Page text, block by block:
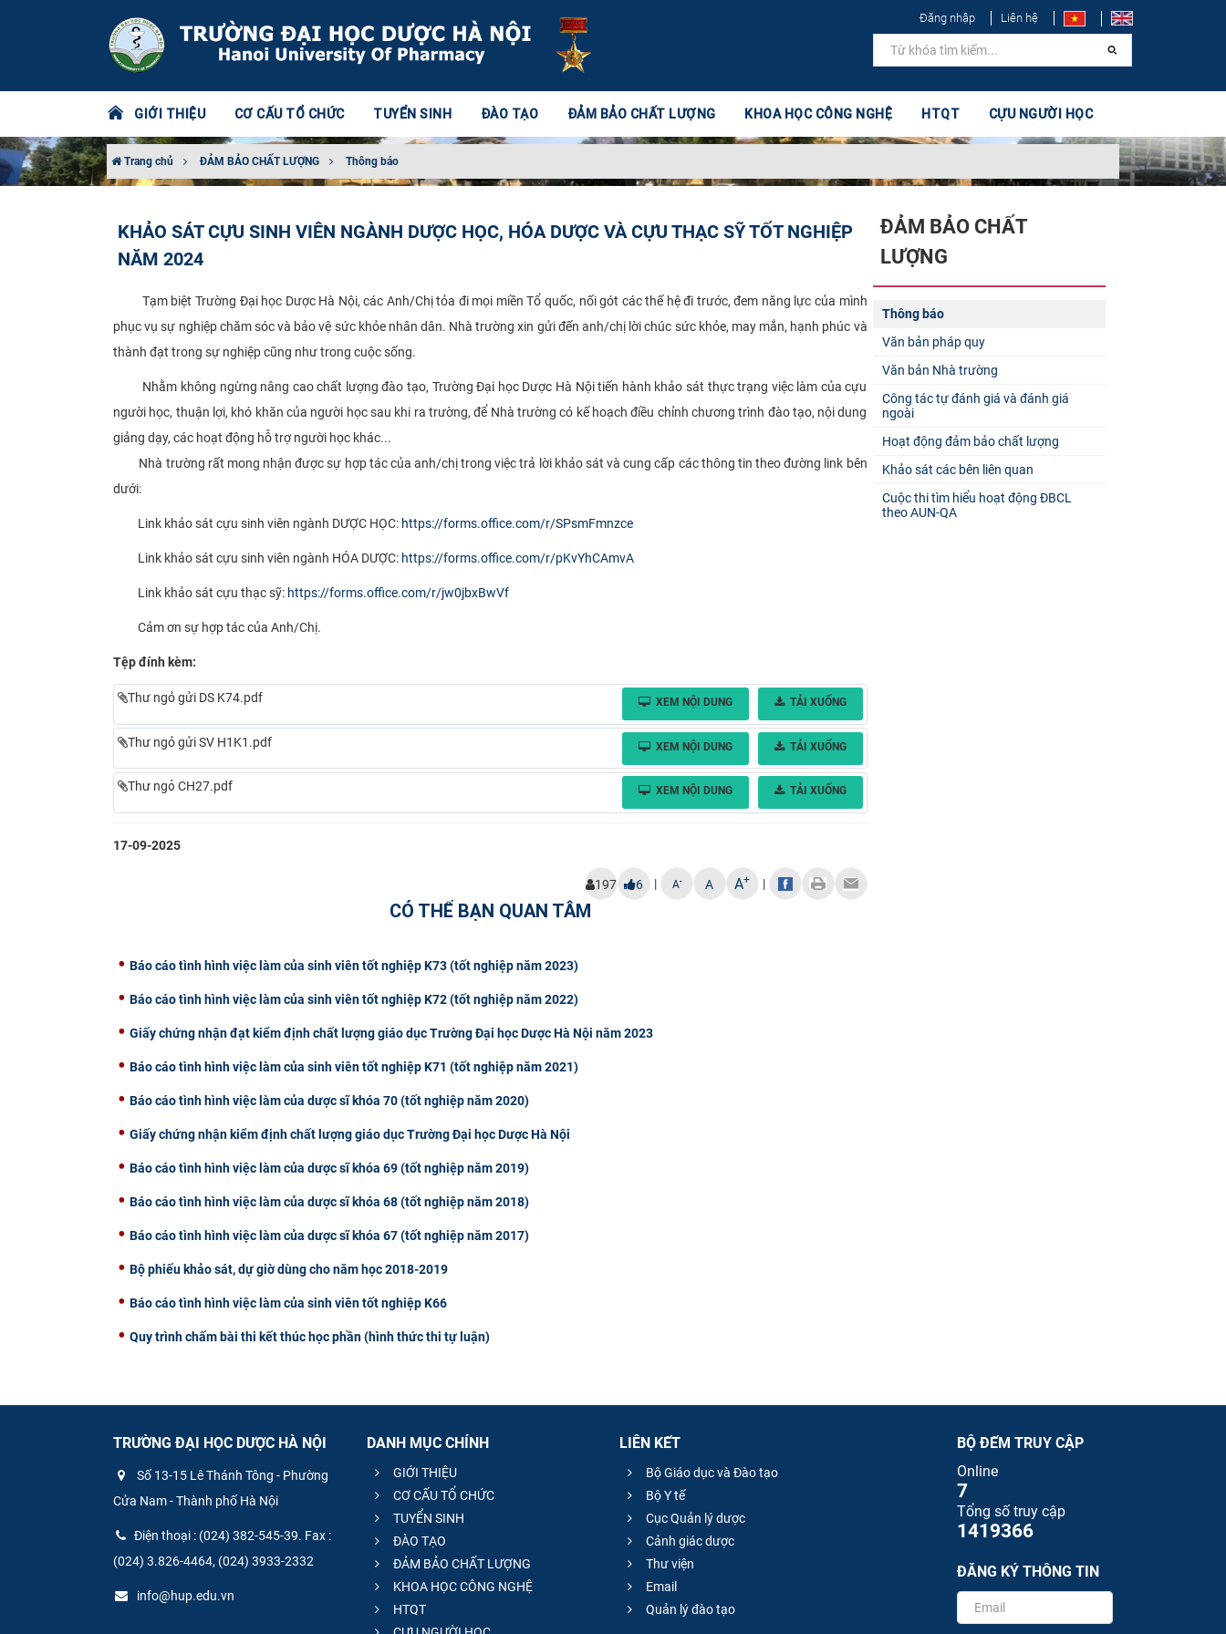
Đăng nhập Liên hệ
GIỚI THIỆU CƠ CẤU TỔ CHỨC TUYỂN SINH ĐÀO TẠO ĐẢM BẢO CHẤT LƯỢNG KHOA HỌC CÔNG NGHỆ HTQT CỰU NGƯỜI HỌC
Trang chủ ĐẢM BẢO CHẤT LƯỢNG Thông báo
KHẢO SÁT CỰU SINH VIÊN NGÀNH DƯỢC HỌC, HÓA DƯỢC VÀ CỰU THẠC SỸ TỐT NGHIỆP
NĂM 2024
Tạm biệt Trường Đại học Dược Hà Nội, các Anh/Chị tỏa đi mọi miền Tổ quốc, nối gót các thế hệ đi trước, đem năng lực của mình
phục vụ sự nghiệp chăm sóc và bảo vệ sức khỏe nhân dân. Nhà trường xin gửi đến anh/chị lời chúc sức khỏe, may mắn, hạnh phúc và
thành đạt trong sự nghiệp cũng như trong cuộc sống.
Nhằm không ngừng nâng cao chất lượng đào tạo, Trường Đại học Dược Hà Nội tiến hành khảo sát thực trạng việc làm của cựu
người học, thuận lợi, khó khăn của người học sau khi ra trường, để Nhà trường có kế hoạch điều chỉnh chương trình đào tạo, nội dung
giảng dạy, các hoạt động hỗ trợ người học khác...
Nhà trường rất mong nhận được sự hợp tác của anh/chị trong việc trả lời khảo sát và cung cấp các thông tin theo đường link bên
dưới:
Link khảo sát cựu sinh viên ngành DƯỢC HỌC: https://forms.office.com/r/SPsmFmnzce
Link khảo sát cựu sinh viên ngành HÓA DƯỢC: https://forms.office.com/r/pKvYhCAmvA
Link khảo sát cựu thạc sỹ: https://forms.office.com/r/jw0jbxBwVf
Cảm ơn sự hợp tác của Anh/Chị.
Tệp đính kèm:
Thư ngỏ gửi DS K74.pdf XEM NỘI DUNG TẢI XUỐNG
Thư ngỏ gửi SV H1K1.pdf XEM NỘI DUNG TẢI XUỐNG
Thư ngỏ CH27.pdf XEM NỘI DUNG TẢI XUỐNG
17-09-2025
197 6 | A- A A+ |
CÓ THỂ BẠN QUAN TÂM
Báo cáo tình hình việc làm của sinh viên tốt nghiệp K73 (tốt nghiệp năm 2023)
Báo cáo tình hình việc làm của sinh viên tốt nghiệp K72 (tốt nghiệp năm 2022)
Giấy chứng nhận đạt kiểm định chất lượng giáo dục Trường Đại học Dược Hà Nội năm 2023
Báo cáo tình hình việc làm của sinh viên tốt nghiệp K71 (tốt nghiệp năm 2021)
Báo cáo tình hình việc làm của dược sĩ khóa 70 (tốt nghiệp năm 2020)
Giấy chứng nhận kiểm định chất lượng giáo dục Trường Đại học Dược Hà Nội
Báo cáo tình hình việc làm của dược sĩ khóa 69 (tốt nghiệp năm 2019)
Báo cáo tình hình việc làm của dược sĩ khóa 68 (tốt nghiệp năm 2018)
Báo cáo tình hình việc làm của dược sĩ khóa 67 (tốt nghiệp năm 2017)
Bộ phiếu khảo sát, dự giờ dùng cho năm học 2018-2019
Báo cáo tình hình việc làm của sinh viên tốt nghiệp K66
Quy trình chấm bài thi kết thúc học phần (hình thức thi tự luận)
ĐẢM BẢO CHẤT
LƯỢNG
Thông báo
Văn bản pháp quy
Văn bản Nhà trường
Công tác tự đánh giá và đánh giá
ngoài
Hoạt động đảm bảo chất lượng
Khảo sát các bên liên quan
Cuộc thi tìm hiểu hoạt động ĐBCL
theo AUN-QA
TRƯỜNG ĐẠI HỌC DƯỢC HÀ NỘI
Số 13-15 Lê Thánh Tông - Phường
Cửa Nam - Thành phố Hà Nội
Điện thoại : (024) 382-545-39. Fax :
(024) 3.826-4464, (024) 3933-2332
info@hup.edu.vn
DANH MỤC CHÍNH
GIỚI THIỆU
CƠ CẤU TỔ CHỨC
TUYỂN SINH
ĐÀO TẠO
ĐẢM BẢO CHẤT LƯỢNG
KHOA HỌC CÔNG NGHỆ
HTQT
LIÊN KẾT
Bộ Giáo dục và Đào tạo
Bộ Y tế
Cục Quản lý dược
Cảnh giác dược
Thư viện
Email
Quản lý đào tạo
BỘ ĐẾM TRUY CẬP
Online
7
Tổng số truy cập
1419366
ĐĂNG KÝ THÔNG TIN